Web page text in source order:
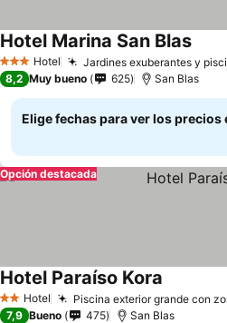
3 Estrellas
Hotel Jardines exuberantes y
Hotel Marina San Blas
8,2 Muy bueno 625 San Blas
Elige fechas para ver los precios
Opción destacada
2 Estrellas
Hotel Piscina exterior grande con
Hotel Paraíso Kora
7,9 Bueno 475 San Blas